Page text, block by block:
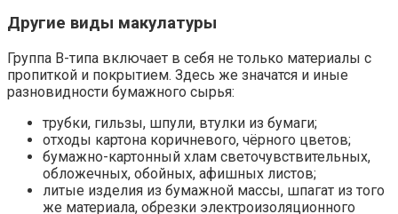
Другие виды макулатуры
Группа В-типа включает в себя не только материалы с
пропиткой и покрытием. Здесь же значатся и иные
разновидности бумажного сырья:
трубки, гильзы, шпули, втулки из бумаги;
отходы картона коричневого, чёрного цветов;
бумажно-картонный хлам светочувствительных,
обложечных, обойных, афишных листов;
литые изделия из бумажной массы, шпагат из того
же материала, обрезки электроизоляционного